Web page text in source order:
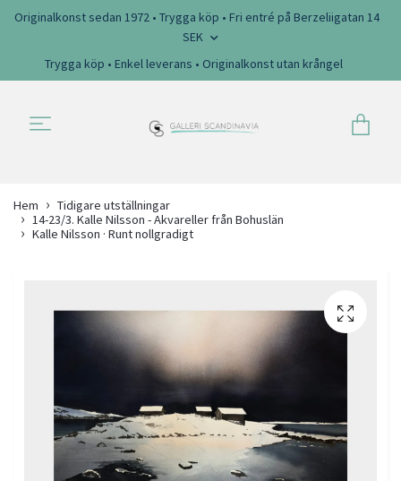
Originalkonst sedan 1972 • Trygga köp • Fri entré på Berzeliigatan 14
SEK
Trygga köp • Enkel leverans • Originalkonst utan krångel
Hem
Tidigare utställningar
14-23/3. Kalle Nilsson - Akvareller från Bohuslän
Kalle Nilsson · Runt nollgradigt